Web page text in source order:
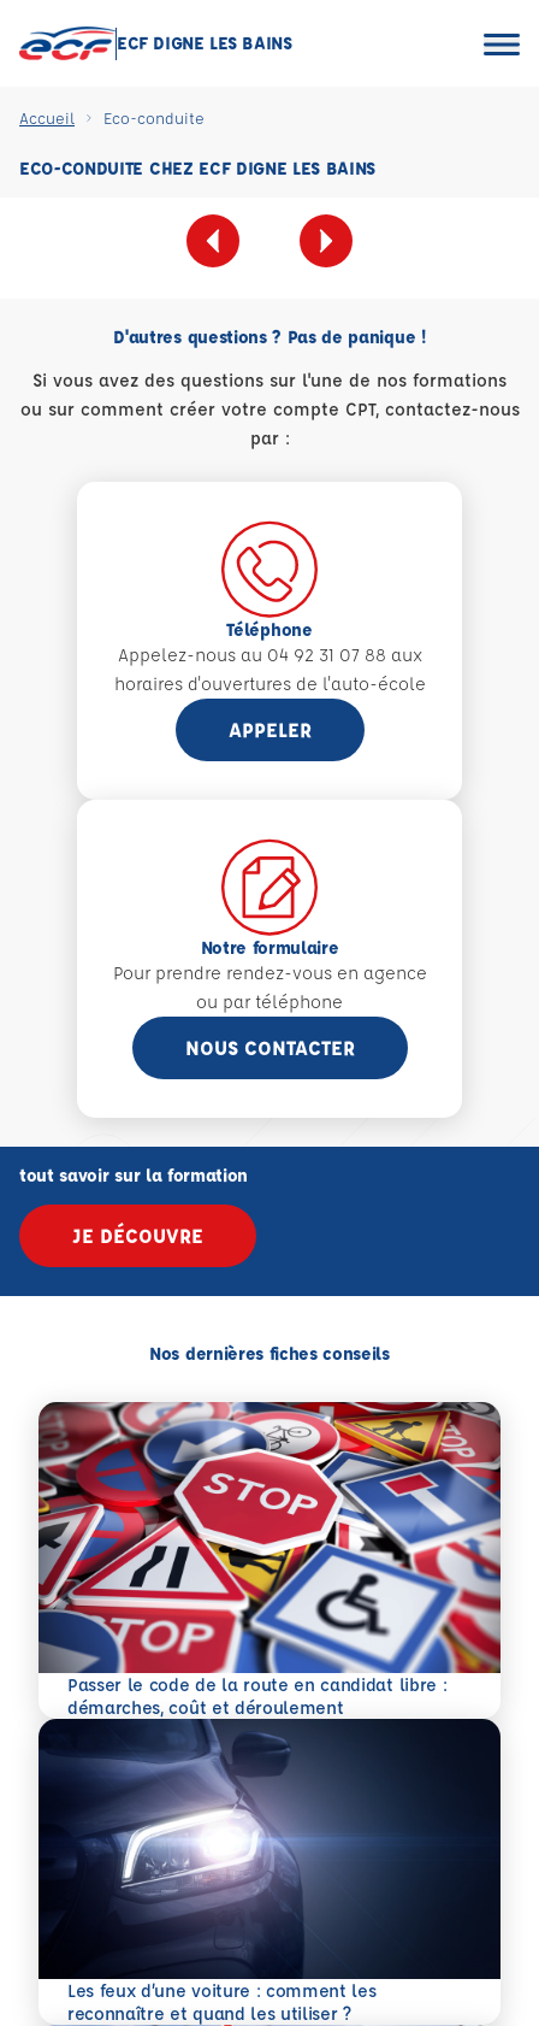
ECF DIGNE LES BAINS
Accueil Eco-conduite
ECO-CONDUITE CHEZ ECF DIGNE LES BAINS
D'autres questions ? Pas de panique !
Si vous avez des questions sur l'une de nos formations
ou sur comment créer votre compte CPT, contactez-nous
par :
Téléphone
Appelez-nous au 04 92 31 07 88 aux
horaires d'ouvertures de l'auto-école
APPELER
Notre formulaire
Pour prendre rendez-vous en agence
ou par téléphone
NOUS CONTACTER
tout savoir sur la formation
JE DÉCOUVRE
Nos dernières fiches conseils
Passer le code de la route en candidat libre :
démarches, coût et déroulement
En savoir plus
Les feux d’une voiture : comment les
reconnaître et quand les utiliser ?
En savoir plus